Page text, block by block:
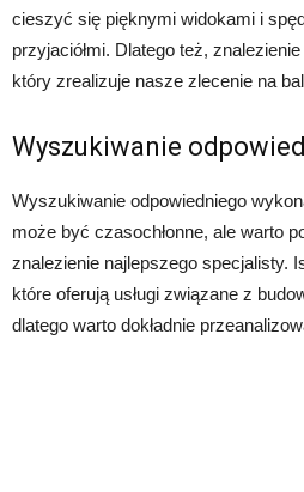
cieszyć się pięknymi widokami i
przyjaciółmi. Dlatego też,
który zrealizuje nasze zlecenie na
Wyszukiwanie
Wyszukiwanie odpowiedniego
może być czasochłonne, ale warto
znalezienie najlepszego specjalisty.
które oferują usługi związane z
dlatego warto dokładnie